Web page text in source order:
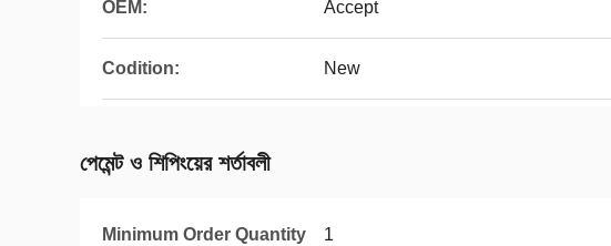
OEM: Accept
Codition: New
পেমেন্ট ও শিপিংয়ের শর্তাবলী
Minimum Order Quantity 1